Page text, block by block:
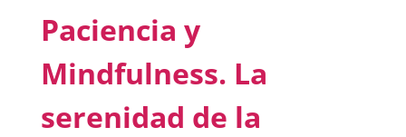
Paciencia y
Mindfulness. La
serenidad de la